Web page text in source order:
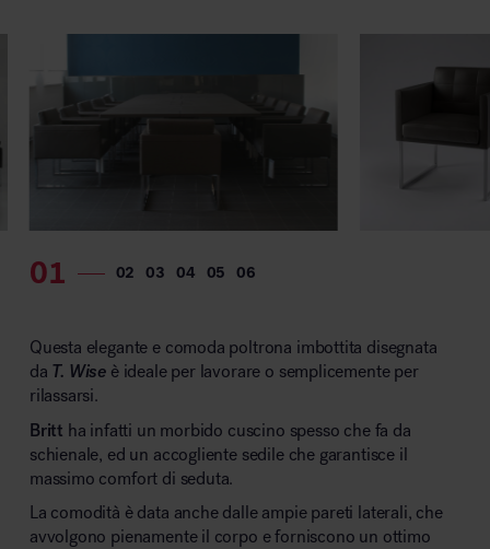
Questa elegante e comoda poltrona imbottita disegnata
da T. Wise è ideale per lavorare o semplicemente per
rilassarsi.
Britt ha infatti un morbido cuscino spesso che fa da
schienale, ed un accogliente sedile che garantisce il
massimo comfort di seduta.
La comodità è data anche dalle ampie pareti laterali, che
avvolgono pienamente il corpo e forniscono un ottimo